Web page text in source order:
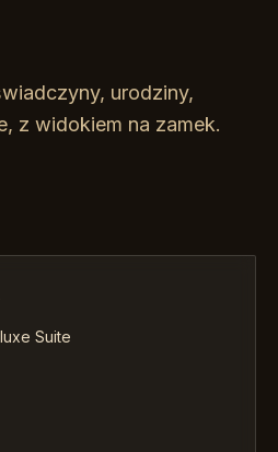
urodziny,
z widokiem na zamek.
Suite